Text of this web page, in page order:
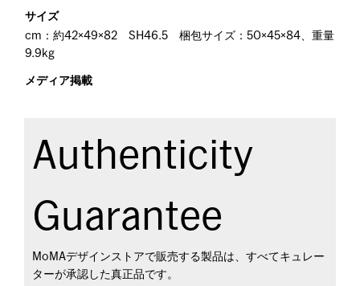
サイズ
cm：約42×49×82 SH46.5 梱包サイズ：50×45×84、重量
9.9kg
メディア掲載
Authenticity
Guarantee
MoMAデザインストアで販売する製品は、すべてキュレー
ターが承認した真正品です。